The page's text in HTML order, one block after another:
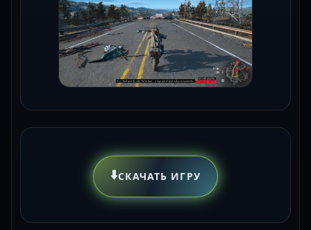
⬇️СКАЧАТЬ ИГРУ